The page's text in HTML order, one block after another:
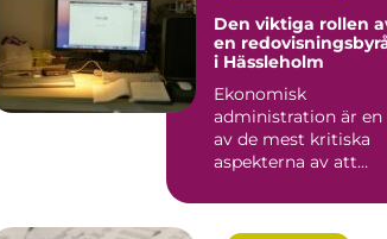
Den viktiga rollen
en
i Hässleholm
Ekonomisk
administration är en
av de mest kritiska
aspekterna av att